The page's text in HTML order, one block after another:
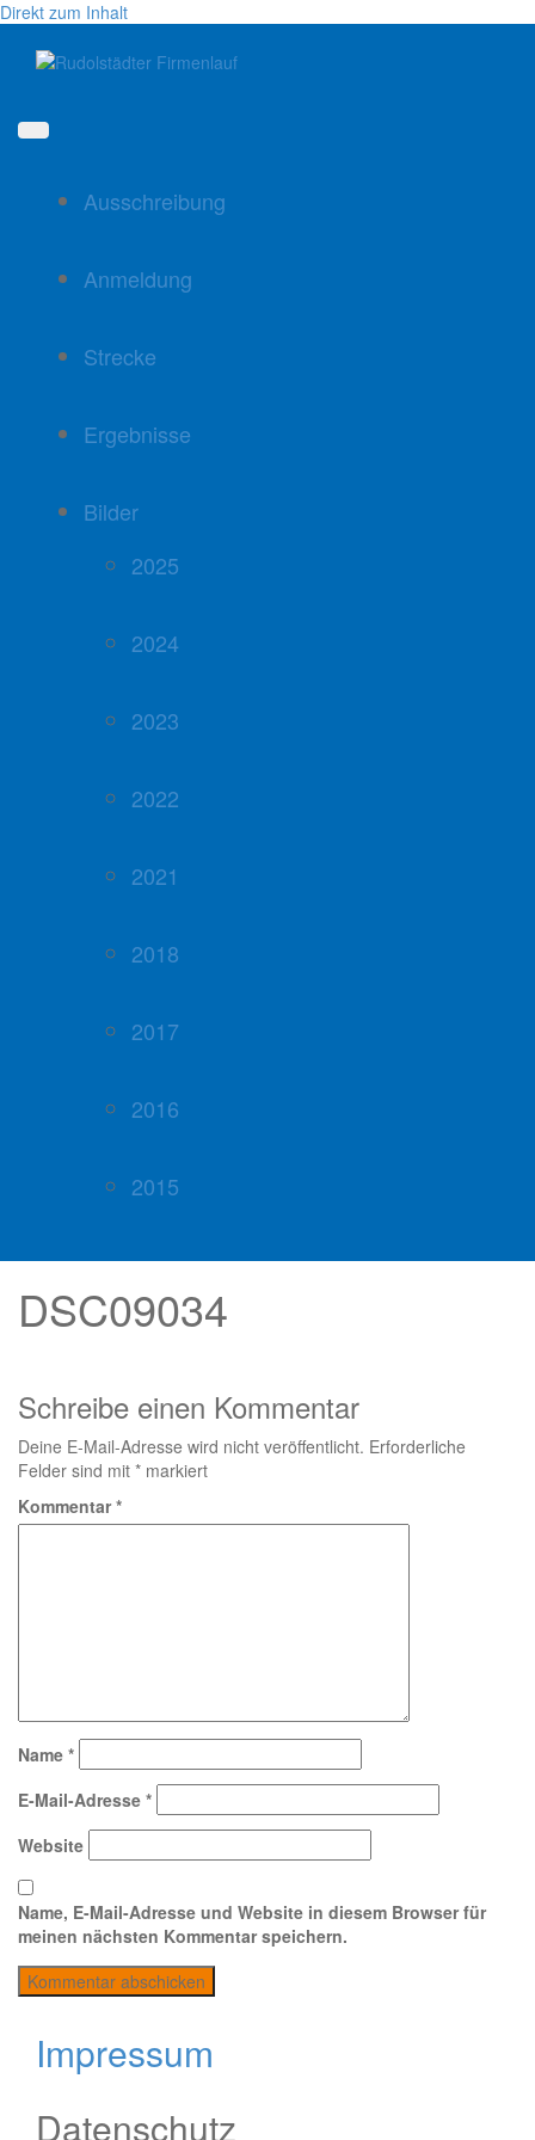
Direkt zum Inhalt
Ausschreibung
Anmeldung
Strecke
Ergebnisse
Bilder
2025
2024
2023
2022
2021
2018
2017
2016
2015
DSC09034
Schreibe einen Kommentar
Deine E-Mail-Adresse wird nicht veröffentlicht. Erforderliche
Felder sind mit * markiert
Kommentar*
Name *
E-Mail-Adresse *
Website
Name, E-Mail-Adresse und Website in diesem Browser für
meinen nächsten Kommentar speichern.
Impressum
Datenschutz